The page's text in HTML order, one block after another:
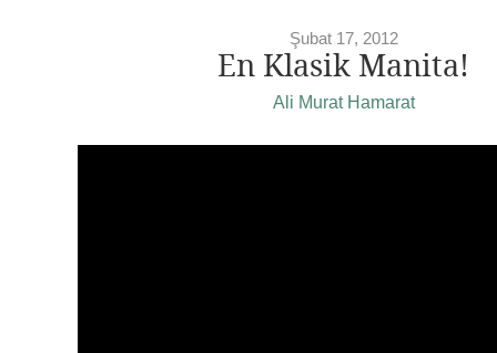
Şubat 17, 2012
En Klasik Manita!
Ali Murat Hamarat